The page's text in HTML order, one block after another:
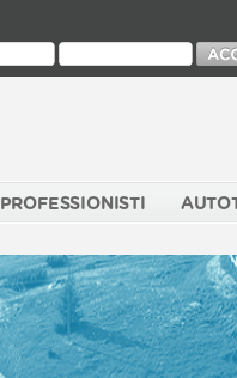
PROFESSIONISTI